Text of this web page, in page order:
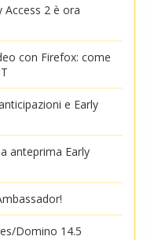
Access 2 è ora
con Firefox: come
e Early
anteprima Early
Domino 14.5